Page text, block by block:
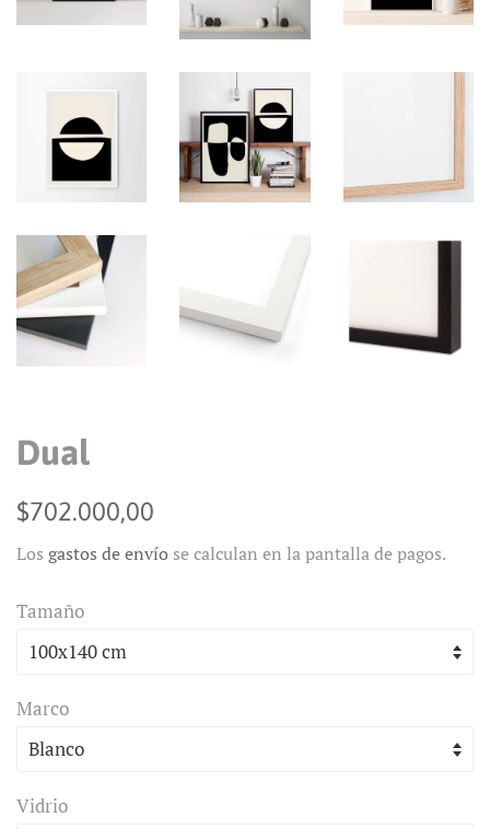
Dual
Precio
$702.000,00
venta
Los gastos de envío se calculan en la pantalla de pagos.
Tamaño
Marco
Vidrio